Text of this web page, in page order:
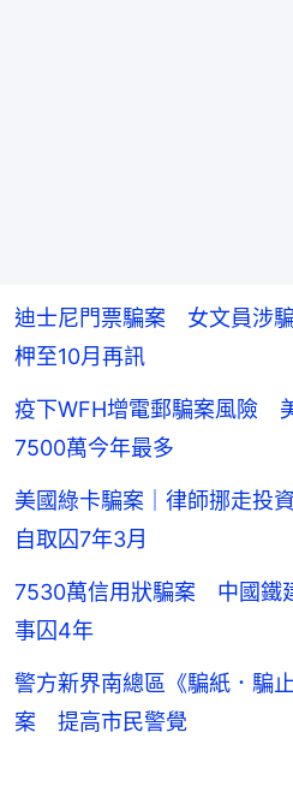
迪士尼門票騙案 女文員涉
柙至10月再訊
疫下WFH增電郵騙案風險
7500萬今年最多
美國綠卡騙案｜律師挪走投
自取囚7年3月
7530萬信用狀騙案 中國鐵
事囚4年
警方新界南總區《騙紙．騙
案 提高市民警覺